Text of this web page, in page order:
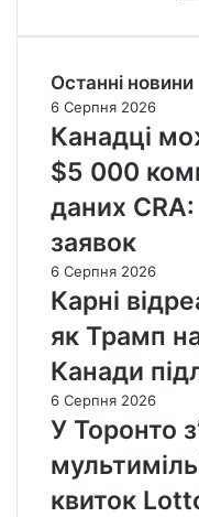
Останні новини
6 Серпня 2026
Канадці
$5 000
даних
заявок
6 Серпня 2026
Карні
як Трамп
Канади
6 Серпня 2026
У Торонто
квиток